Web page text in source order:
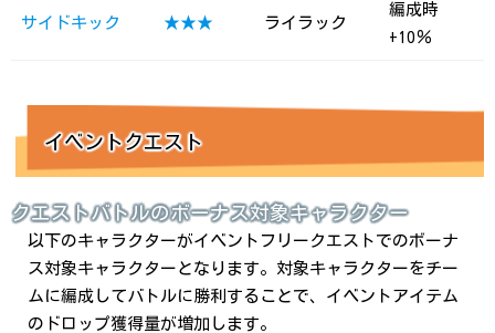
サイドキック ★★★ ライラック
編成時
+10％
イベントクエスト
クエストバトルのボーナス対象キャラクター
以下のキャラクターがイベントフリークエストでのボーナ
ス対象キャラクターとなります。対象キャラクターをチー
ムに編成してバトルに勝利することで、イベントアイテム
のドロップ獲得量が増加します。